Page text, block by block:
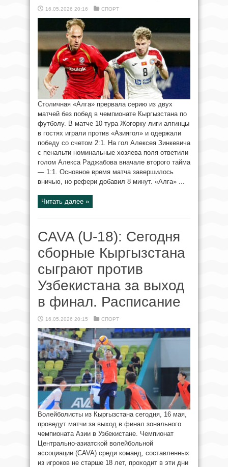
16.05.2026 20:16 СПОРТ
Столичная «Алга» прервала серию из двух
матчей без побед в чемпионате Кыргызстана по
футболу. В матче 10 тура Жогорку лиги алгинцы
в гостях играли против «Азиягол» и одержали
победу со счетом 2:1. На гол Алексея Зинкевича
с пенальти номинальные хозяева поля ответили
голом Алекса Раджабова вначале второго тайма
— 1:1. Основное время матча завершилось
вничью, но рефери добавил 8 минут. «Алга» ...
Читать далее »
CAVA (U-18): Сегодня
сборные Кыргызстана
сыграют против
Узбекистана за выход
в финал. Расписание
16.05.2026 20:15 СПОРТ
Волейболисты из Кыргызстана сегодня, 16 мая,
проведут матчи за выход в финал зонального
чемпионата Азии в Узбекистане. Чемпионат
Центрально-азиатской волейбольной
ассоциации (CAVA) среди команд, составленных
из игроков не старше 18 лет, проходит в эти дни